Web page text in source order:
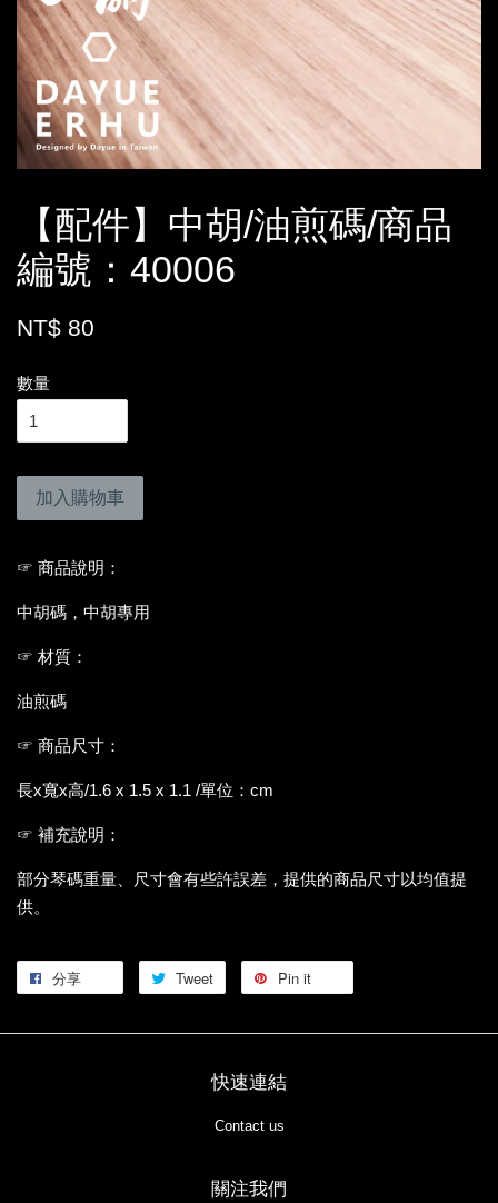
【配件】中胡/油煎碼/商品
編號：40006
NT$ 80
數量
加入購物車
☞ 商品說明：
中胡碼，中胡專用
☞ 材質：
油煎碼
☞ 商品尺寸：
長x寬x高/1.6 x 1.5 x 1.1 /單位：cm
☞ 補充說明：
部分琴碼重量、尺寸會有些許誤差，提供的商品尺寸以均值提
供。
分享 Tweet Pin it
快速連結
Contact us
關注我們